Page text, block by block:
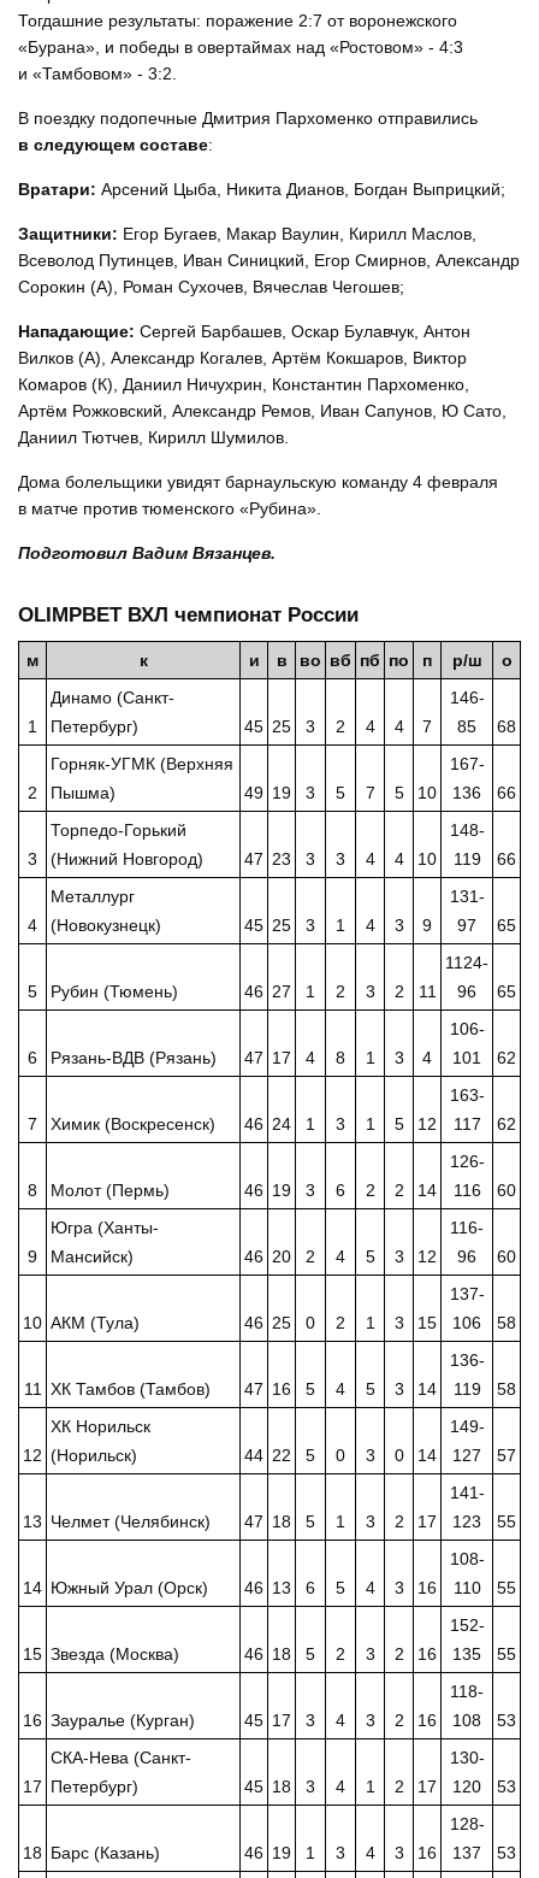
Тогдашние результаты: поражение 2:7 от воронежского
«Бурана», и победы в овертаймах над «Ростовом» - 4:3
и «Тамбовом» - 3:2.
В поездку подопечные Дмитрия Пархоменко отправились
в следующем составе:
Вратари: Арсений Цыба, Никита Дианов, Богдан Выприцкий;
Защитники: Егор Бугаев, Макар Ваулин, Кирилл Маслов,
Всеволод Путинцев, Иван Синицкий, Егор Смирнов, Александр
Сорокин (А), Роман Сухочев, Вячеслав Чегошев;
Нападающие: Сергей Барбашев, Оскар Булавчук, Антон
Вилков (А), Александр Когалев, Артём Кокшаров, Виктор
Комаров (К), Даниил Ничухрин, Константин Пархоменко,
Артём Рожковский, Александр Ремов, Иван Сапунов, Ю Сато,
Даниил Тютчев, Кирилл Шумилов.
Дома болельщики увидят барнаульскую команду 4 февраля
в матче против тюменского «Рубина».
Подготовил Вадим Вязанцев.
OLIMPBET ВХЛ чемпионат России
м к и в во вб пб по п р/ш о
1
Динамо (Санкт-
Петербург)
45 25 3 2 4 4 7
146-
85
68
2
Горняк-УГМК (Верхняя
Пышма)
49 19 3 5 7 5 10
167-
136
66
3
Торпедо-Горький
(Нижний Новгород)
47 23 3 3 4 4 10
148-
119
66
4
Металлург
(Новокузнецк)
45 25 3 1 4 3 9
131-
97
65
5 Рубин (Тюмень) 46 27 1 2 3 2 11
1124-
96
65
6 Рязань-ВДВ (Рязань) 47 17 4 8 1 3 4
106-
101
62
7 Химик (Воскресенск) 46 24 1 3 1 5 12
163-
117
62
8 Молот (Пермь) 46 19 3 6 2 2 14
126-
116
60
9
Югра (Ханты-
Мансийск)
46 20 2 4 5 3 12
116-
96
60
10 АКМ (Тула) 46 25 0 2 1 3 15
137-
106
58
11 ХК Тамбов (Тамбов) 47 16 5 4 5 3 14
136-
119
58
12
ХК Норильск
(Норильск)
44 22 5 0 3 0 14
149-
127
57
13 Челмет (Челябинск) 47 18 5 1 3 2 17
141-
123
55
14 Южный Урал (Орск) 46 13 6 5 4 3 16
108-
110
55
15 Звезда (Москва) 46 18 5 2 3 2 16
152-
135
55
16 Зауралье (Курган) 45 17 3 4 3 2 16
118-
108
53
17
СКА-Нева (Санкт-
Петербург)
45 18 3 4 1 2 17
130-
120
53
18 Барс (Казань) 46 19 1 3 4 3 16
128-
137
53